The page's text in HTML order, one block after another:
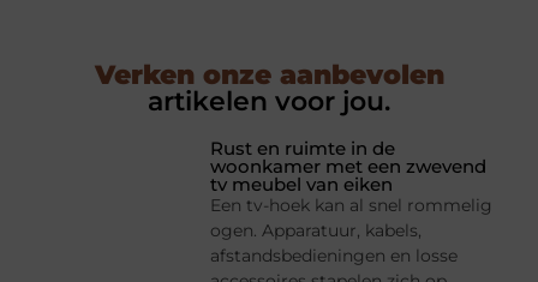
Verken onze aanbevolen
artikelen voor jou.
Rust en ruimte in de
woonkamer met een zwevend
tv meubel van eiken
Een tv-hoek kan al snel rommelig
ogen. Apparatuur, kabels,
afstandsbedieningen en losse